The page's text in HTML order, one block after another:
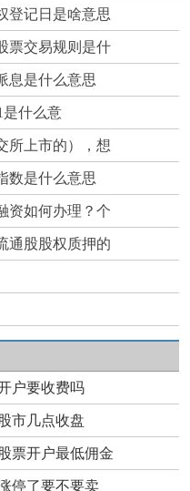
登记日是啥意思
票交易规则是什
息是什么意思
是什么意
所上市的），想
数是什么意思
资如何办理？个
通股股权质押的
户要收费吗
股市几点收盘
股票开户最低佣金
停了要不要卖